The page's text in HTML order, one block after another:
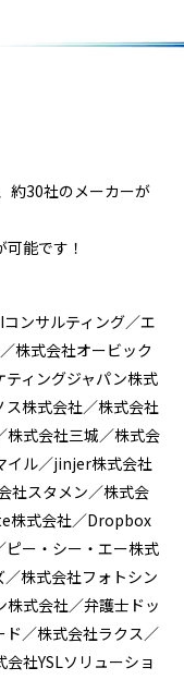
約30社のメーカーが
能です！
ンサルティング／エ
株式会社オービック
ィングジャパン株式
株式会社／株式会社
株式会社三城／株式会
イル／jinjer株式会社
社スタメン／株式会
株式会社／Dropbox
ー・シー・エー株式
株式会社フォトシン
式会社／弁護士ドッ
ド／株式会社ラクス／
社YSLソリューショ